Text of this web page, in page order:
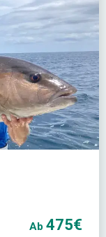
Ab 475€